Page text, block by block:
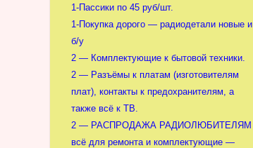
1-Пассики по 45 руб/шт.
1-Покупка дорого — радиодетали новые и
б/у
2 — Комплектующие к бытовой техники.
2 — Разъёмы к платам (изготовителям
плат), контакты к предохранителям, а
также всё к ТВ.
2 — РАСПРОДАЖА РАДИОЛЮБИТЕЛЯМ
всё для ремонта и комплектующие —